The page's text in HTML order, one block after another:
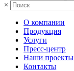
×
О компании
Продукция
Услуги
Пресс-центр
Наши проекты
Контакты